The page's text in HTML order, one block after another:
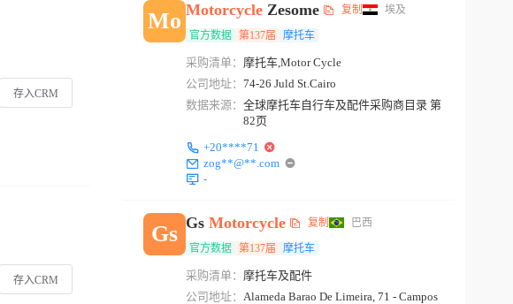
存入CRM
存入CRM
Mo Motorcycle Zesome 复制 埃及
官方数据 第137届 摩托车
采购清单： 摩托车,Motor Cycle
公司地址：74-26 Juld St.Cairo
数据来源：全球摩托车自行车及配件采购商目录 第
82页
+20****71
zog**@**.com
-
Gs GsMotorcycle 复制 巴西
官方数据 第137届 摩托车
采购清单： 摩托车及配件
公司地址：Alameda Barao De Limeira, 71 - Campos